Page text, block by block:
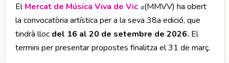
ElMercat de Música Viva de Vic Abre en nueva ventana
(MMVV) ha obert
la convocatòria artística per a la seva 38a edició, que
tindrà lloc del 16 al 20 de setembre de 2026. El
termini per presentar propostes finalitza el 31 de març.